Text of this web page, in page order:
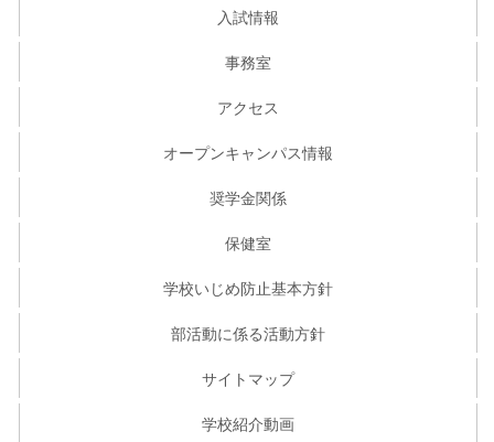
入試情報
事務室
アクセス
オープンキャンパス情報
奨学金関係
保健室
学校いじめ防止基本方針
部活動に係る活動方針
サイトマップ
学校紹介動画